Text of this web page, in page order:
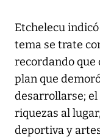
Etchelecu
tema se trate
recordando que
plan que
desarrollarse;
riquezas al
deportiva y